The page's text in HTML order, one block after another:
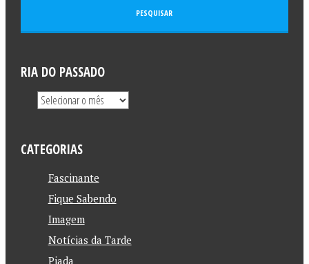
RIA DO PASSADO
CATEGORIAS
Fascinante
Fique Sabendo
Imagem
Notícias da Tarde
Piada